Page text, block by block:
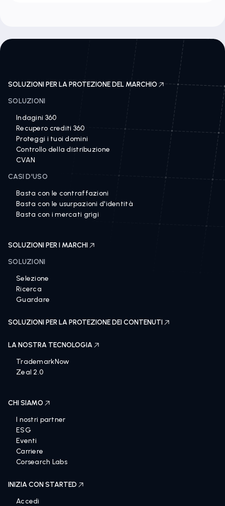
SOLUZIONI PER LA PROTEZIONE DEL MARCHIO
SOLUZIONI
Indagini 360
Recupero crediti 360
Proteggi i tuoi domini
Controllo della distribuzione
CVAN
CASI D'USO
Basta con le contraffazioni
Basta con le usurpazioni d'identità
Basta con i mercati grigi
SOLUZIONI PER I MARCHI
SOLUZIONI
Selezione
Ricerca
Guardare
SOLUZIONI PER LA PROTEZIONE DEI CONTENUTI
LA NOSTRA TECNOLOGIA
TrademarkNow
Zeal 2.0
CHI SIAMO
I nostri partner
ESG
Eventi
Carriere
Corsearch Labs
INIZIA CON STARTED
Accedi